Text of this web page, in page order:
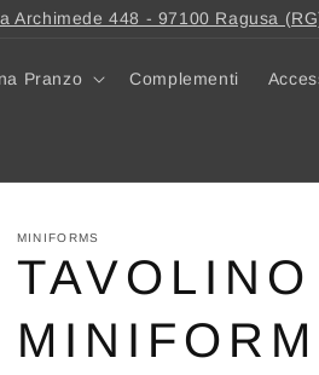
Archimede 448 - 97100 Ragusa
Pranzo Complementi
MINIFORMS